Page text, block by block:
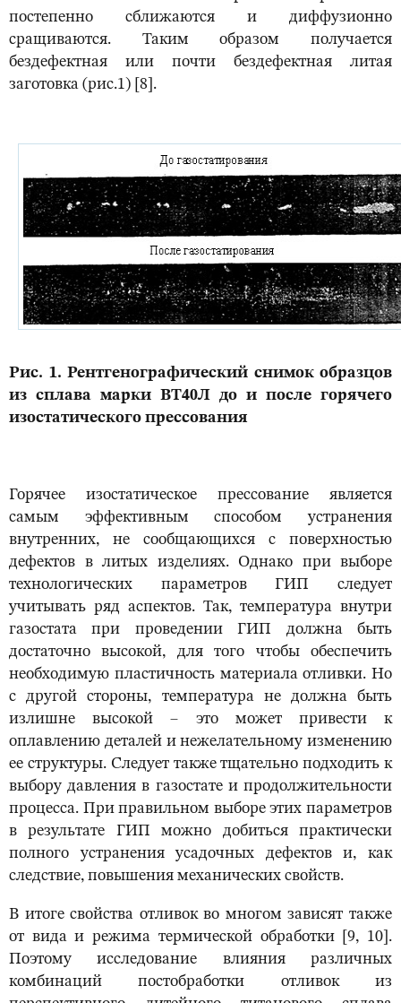
постепенно сближаются и диффузионно
сращиваются. Таким образом получается
бездефектная или почти бездефектная литая
заготовка (рис.1) [8].
Рис. 1. Рентгенографический снимок образцов
из сплава марки ВТ40Л до и после горячего
изостатического прессования
Горячее изостатическое прессование является
самым эффективным способом устранения
внутренних, не сообщающихся с поверхностью
дефектов в литых изделиях. Однако при выборе
технологических параметров ГИП следует
учитывать ряд аспектов. Так, температура внутри
газостата при проведении ГИП должна быть
достаточно высокой, для того чтобы обеспечить
необходимую пластичность материала отливки. Но
с другой стороны, температура не должна быть
излишне высокой – это может привести к
оплавлению деталей и нежелательному изменению
ее структуры. Следует также тщательно подходить к
выбору давления в газостате и продолжительности
процесса. При правильном выборе этих параметров
в результате ГИП можно добиться практически
полного устранения усадочных дефектов и, как
следствие, повышения механических свойств.
В итоге свойства отливок во многом зависят также
от вида и режима термической обработки [9, 10].
Поэтому исследование влияния различных
комбинаций постобработки отливок из